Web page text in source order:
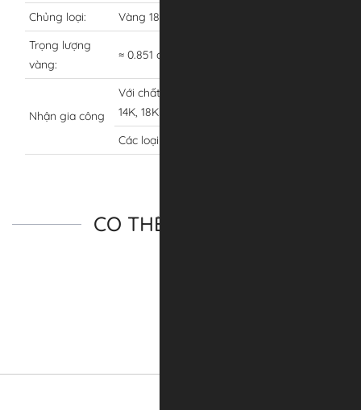
Chủng loại:
Vàng 18K(750)
Trọng lượng
vàng:
≈ 0.851 chỉ
Nhận gia công
Với chất liệu vàng trắng, vàng tây 10K,
14K, 18K
Các loại mặt đá, kim cương khác nhau
CÓ THỂ BẠN THÍCH